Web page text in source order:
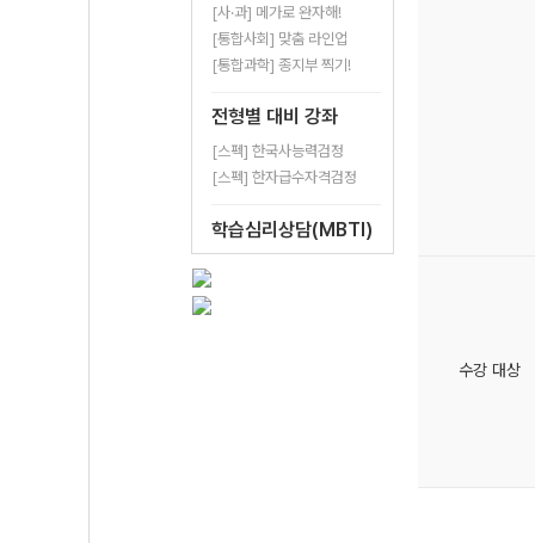
[사·과] 메가로 완자해!
[통합사회] 맞춤 라인업
[통합과학] 종지부 찍기!
전형별 대비 강좌
[스펙] 한국사능력검정
[스펙] 한자급수자격검정
학습심리상담(MBTI)
수강 대상